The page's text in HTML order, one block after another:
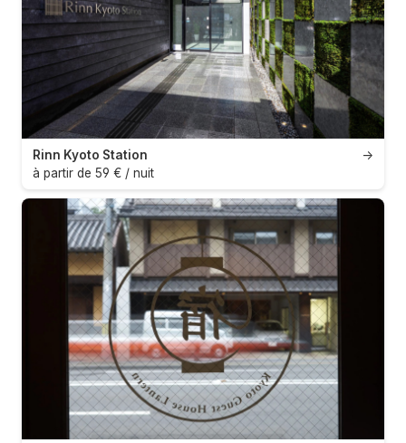
→
Rinn Kyoto Station
à partir de 59 € / nuit